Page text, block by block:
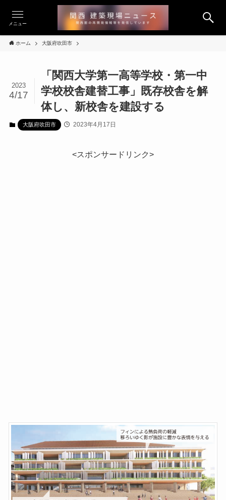
メニュー
ホーム 大阪府吹田市
「関西大学第一高等学校・第一中
学校校舎建替工事」既存校舎を解
体し、新校舎を建設する
2023
4/17
大阪府吹田市 2023年4月17日
<スポンサードリンク>